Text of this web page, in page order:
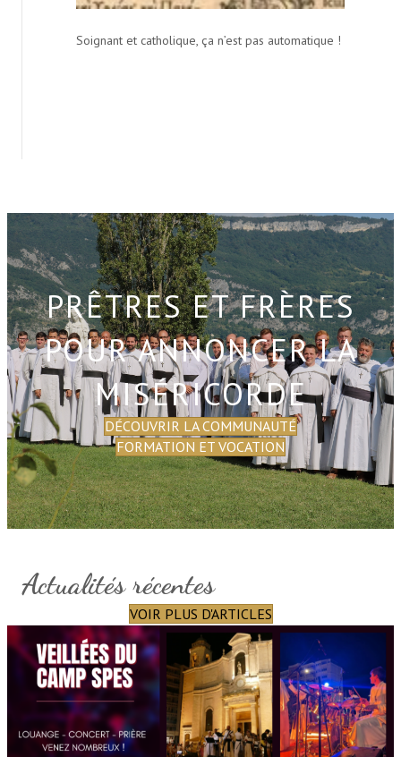
Soignant et catholique, ça n’est pas automatique !
PRÊTRES ET FRÈRES
POUR ANNONCER LA
MISÉRICORDE
DÉCOUVRIR LA COMMUNAUTÉ
FORMATION ET VOCATION
Actualités récentes
VOIR PLUS D'ARTICLES